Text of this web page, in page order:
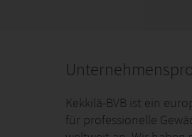
Kekkilä-BVB ist ein
für professionelle